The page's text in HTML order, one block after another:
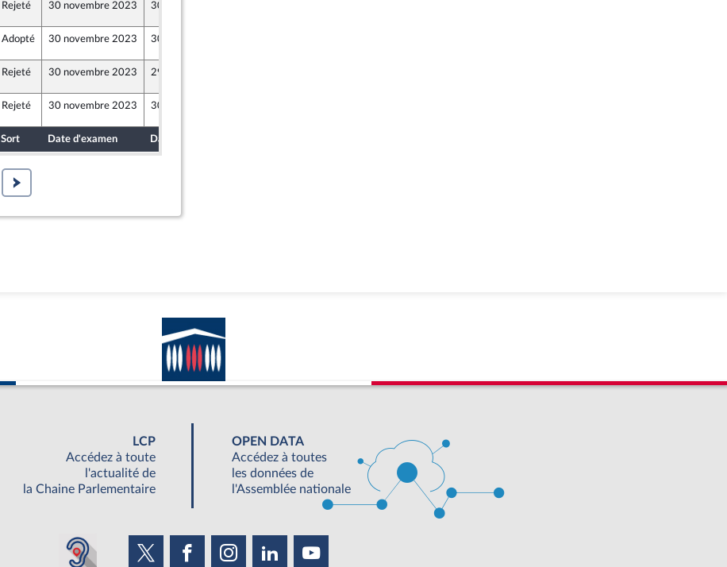
Rejeté 30 novembre 2023 30 novembre 2023
Adopté 30 novembre 2023 30 novembre 2023
Rejeté 30 novembre 2023 29 novembre 2023
Rejeté 30 novembre 2023 30 novembre 2023
Sort Date d'examen Date de dépôt
LCP
Accédez à toute
l'actualité de
la Chaine Parlementaire
OPEN DATA
Accédez à toutes
les données de
l'Assemblée nationale